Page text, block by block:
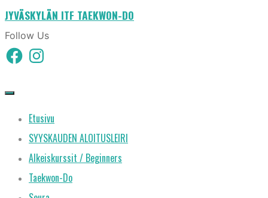
Skip
to
content
JYVÄSKYLÄN ITF TAEKWON-DO
Follow Us
FacebookInstagram
Etusivu
SYYSKAUDEN ALOITUSLEIRI
Alkeiskurssit / Beginners
Taekwon-Do